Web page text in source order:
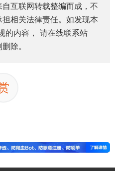
互联网转载整编而成，不
相关法律责任。如发现本
的内容， 请在线联系站
除。